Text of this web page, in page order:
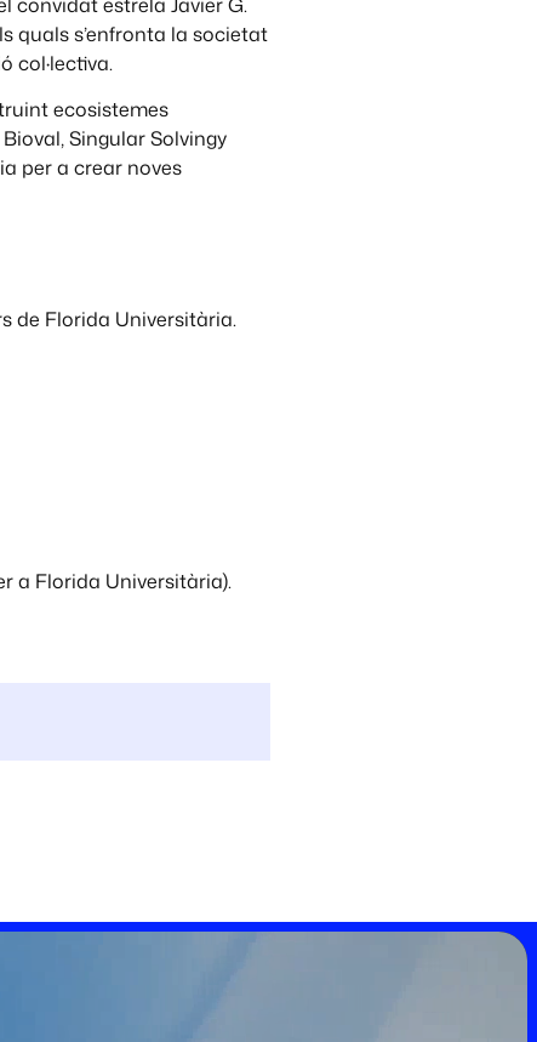
quals s’enfronta la societat
col·lectiva.
ecosistemes
Singular Solvingy
per a crear noves
de Florida Universitària.
a Florida Universitària).